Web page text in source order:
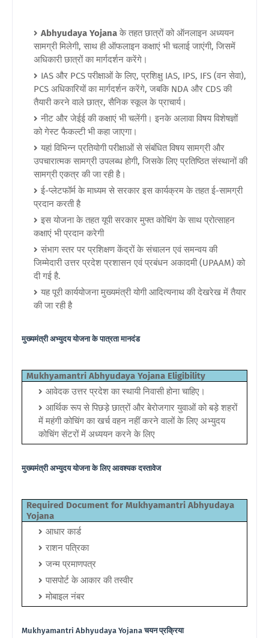
Abhyudaya Yojana के तहत छात्रों को ऑनलाइन अध्ययन
सामग्री मिलेगी, साथ ही ऑफलाइन कक्षाएं भी चलाई जाएंगी, जिसमें
अधिकारी छात्रों का मार्गदर्शन करेंगे।
IAS और PCS परीक्षाओं के लिए, प्रशिक्षु IAS, IPS, IFS (वन सेवा),
PCS अधिकारियों का मार्गदर्शन करेंगे, जबकि NDA और CDS की
तैयारी करने वाले छात्र, सैनिक स्कूल के प्राचार्य।
नीट और जेईई की कक्षाएं भी चलेंगी। इनके अलावा विषय विशेषज्ञों
को गेस्ट फैकल्टी भी कहा जाएगा।
यहां विभिन्न प्रतियोगी परीक्षाओं से संबंधित विषय सामग्री और
उपचारात्मक सामग्री उपलब्ध होगी, जिसके लिए प्रतिष्ठित संस्थानों की
सामग्री एकत्र की जा रही है।
ई-प्लेटफॉर्म के माध्यम से सरकार इस कार्यक्रम के तहत ई-सामग्री
प्रदान करती है
इस योजना के तहत यूपी सरकार मुफ्त कोचिंग के साथ प्रोत्साहन
कक्षाएं भी प्रदान करेगी
संभाग स्तर पर प्रशिक्षण केंद्रों के संचालन एवं समन्वय की
जिम्मेदारी उत्तर प्रदेश प्रशासन एवं प्रबंधन अकादमी (UPAAM) को
दी गई है.
यह पूरी कार्ययोजना मुख्यमंत्री योगी आदित्यनाथ की देखरेख में तैयार
की जा रही है
मुख्यमंत्री अभ्युदय योजना केपात्रता मानदंड
Mukhyamantri Abhyudaya Yojana Eligibility
आवेदक उत्तर प्रदेश का स्थायी निवासी होना चाहिए।
आर्थिक रूप से पिछड़े छात्रों और बेरोजगार युवाओं को बड़े शहरों
में महंगी कोचिंग का खर्च वहन नहीं करने वालों के लिए अभ्युदय
कोचिंग सेंटरों में अध्ययन करने के लिए
मुख्यमंत्री अभ्युदय योजना के लिए आवश्यक दस्तावेज
Required Document for Mukhyamantri Abhyudaya
Yojana
आधार कार्ड
राशन पत्रिका
जन्म प्रमाणपत्र
पासपोर्ट के आकार की तस्वीर
मोबाइल नंबर
Mukhyamantri Abhyudaya Yojanaचयन प्रक्रिया